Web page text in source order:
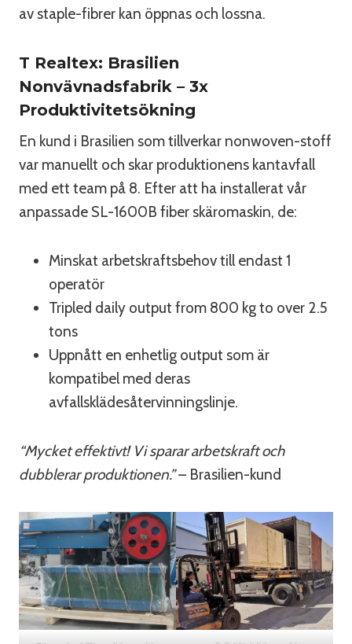
av staple-fibrer kan öppnas och lossna.
T Realtex: Brasilien
Nonvävnadsfabrik – 3x
Produktivitetsökning
En kund i Brasilien som tillverkar nonwoven-stoff
var manuellt och skar produktionens kantavfall
med ett team på 8. Efter att ha installerat vår
anpassade SL-1600B fiber skäromaskin, de:
Minskat arbetskraftsbehov till endast 1
operatör
Tripled daily output from 800 kg to over 2.5
tons
Uppnått en enhetlig output som är
kompatibel med deras
avfallsklädesåtervinningslinje.
“Mycket effektivt! Vi sparar arbetskraft och
dubblerar produktionen.”– Brasilien-kund